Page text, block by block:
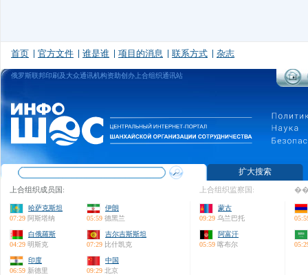
首页 官方文件 谁是谁 项目的消息 联系方式 杂志
俄罗斯联邦印刷及大众通讯机构资助创办上合组织通讯站
扩大搜索
上合组织成员国:
哈萨克斯坦
07:29 阿斯塔纳
伊朗
05:59 德黑兰
白俄羅斯
04:29 明斯克
吉尔吉斯斯坦
07:29 比什凯克
印度
06:59 新德里
中国
09:29 北京
上合组织监察国:
蒙古
09:29 乌兰巴托
阿富汗
05:59 喀布尔